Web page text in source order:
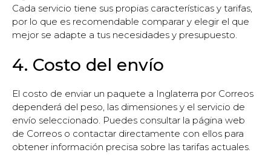
Cada servicio tiene sus propias características y tarifas,
por lo que es recomendable comparar y elegir el que
mejor se adapte a tus necesidades y presupuesto.
4. Costo del envío
El costo de enviar un paquete a Inglaterra por Correos
dependerá del peso, las dimensiones y el servicio de
envío seleccionado. Puedes consultar la página web
de Correos o contactar directamente con ellos para
obtener información precisa sobre las tarifas actuales.